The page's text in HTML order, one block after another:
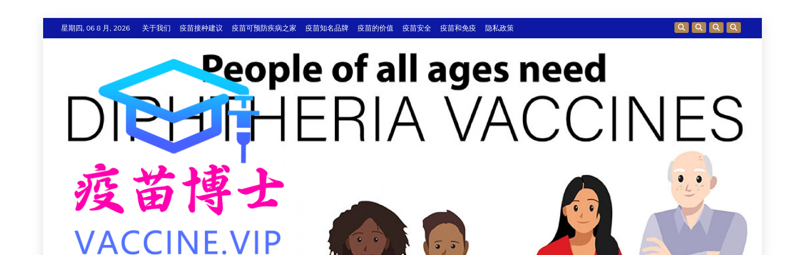
至
星期四, 06 8 月, 2026 关于我们 疫苗接种建议 疫苗可预防疾病之家 疫苗知名品牌 疫苗的价值 疫苗安全 疫苗和免疫 隐私政策